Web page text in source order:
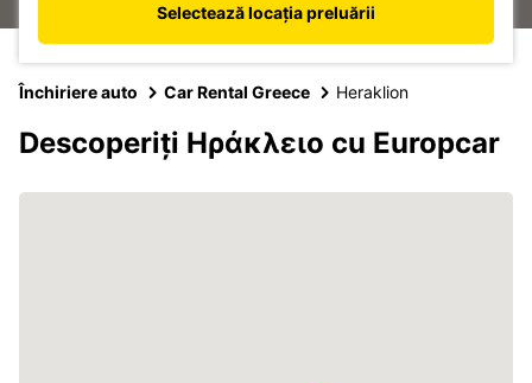
Selectează locația preluării
Închiriere auto Car Rental Greece Heraklion
Descoperiți Ηράκλειο cu Europcar